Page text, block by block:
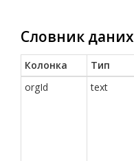
Словник даних
Колонка Тип
orgId
text